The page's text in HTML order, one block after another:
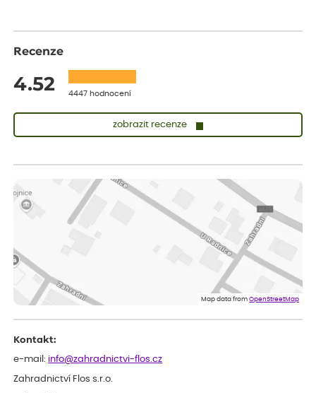
Recenze
4.52 4447 hodnocení
zobrazit recenze
vše v naprostém pořádku
ověřený nákup dnes
Jana
Flos je nejlepší &#129321;
Map data fromOpenStreetMap
Kontakt:
e-mail: info@zahradnictvi-flos.cz
Zahradnictví Flos s.r.o.